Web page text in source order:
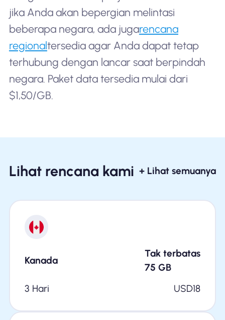
jika Anda akan bepergian melintasi
beberapa negara, ada jugarencana
regionaltersedia agar Anda dapat tetap
terhubung dengan lancar saat berpindah
negara. Paket data tersedia mulai dari
$1,50/GB.
Lihat rencana kami + Lihat semuanya
Kanada
Tak terbatas
75 GB
3 Hari
USD18